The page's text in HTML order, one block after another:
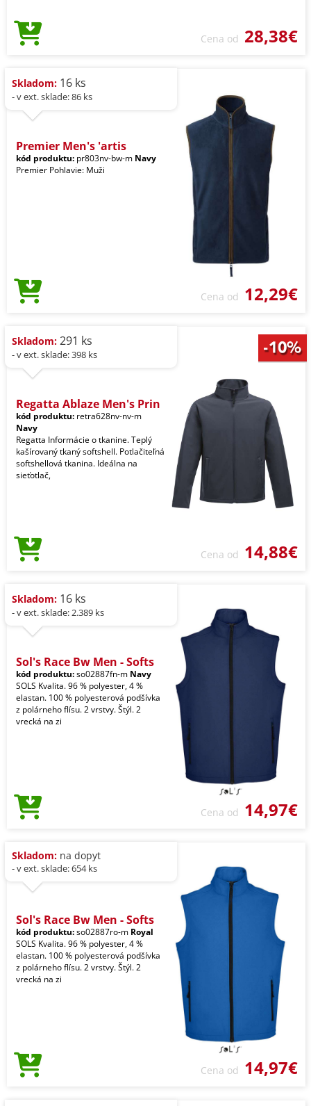
Cena od 28,38€
Skladom: 16 ks
- v ext. sklade: 86 ks
Premier Men's 'artis
kód produktu: pr803nv-bw-m Navy
Premier Pohlavie: Muži
Cena od 12,29€
Skladom: 291 ks
- v ext. sklade: 398 ks
Regatta Ablaze Men's Prin
kód produktu: retra628nv-nv-m
Navy
Regatta Informácie o tkanine. Teplý
kašírovaný tkaný softshell. Potlačiteľná
softshellová tkanina. Ideálna na
sieťotlač,
Cena od 14,88€
Skladom: 16 ks
- v ext. sklade: 2.389 ks
Sol's Race Bw Men - Softs
kód produktu:so02887fn-m Navy
SOLS Kvalita. 96 % polyester, 4 %
elastan. 100 % polyesterová podšívka
z polárneho flísu. 2 vrstvy. Štýl. 2
vrecká na zi
Cena od 14,97€
Skladom: na dopyt
- v ext. sklade: 654 ks
Sol's Race Bw Men - Softs
kód produktu:so02887ro-m Royal
SOLS Kvalita. 96 % polyester, 4 %
elastan. 100 % polyesterová podšívka
z polárneho flísu. 2 vrstvy. Štýl. 2
vrecká na zi
Cena od 14,97€